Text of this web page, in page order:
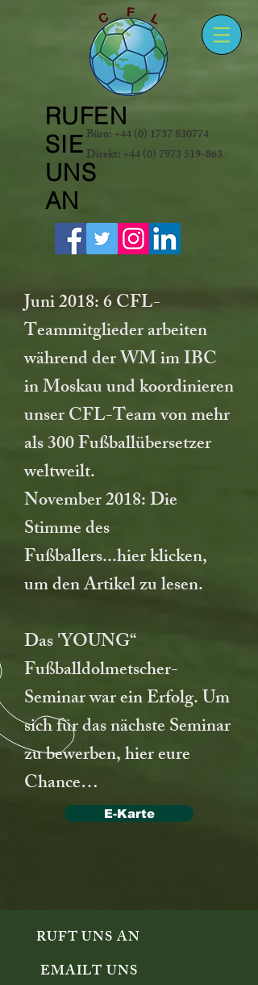
RUFEN
SIE
UNS
AN
Büro: +44 (0) 1737 830774
Direkt: +44 (0) 7973 519-863
Juni 2018: 6 CFL-
Teammitglieder arbeiten
während der WM im IBC
in Moskau und koordinieren
unser CFL-Team von mehr
als 300 Fußballübersetzer
weltweilt.
​November 2018: Die
Stimme des
Fußballers...hier klicken,
um den Artikel zu lesen.
Das 'YOUNG“
Fußballdolmetscher-
Seminar war ein Erfolg. Um
sich für das nächste Seminar
zu bewerben, hier eure
Chance…
E-Karte
RUFT UNS AN
EMAILT UNS